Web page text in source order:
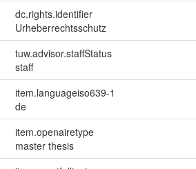
dc.rights.identifier
Urheberrechtsschutz
tuw.advisor.staffStatus
staff
item.languageiso639-1
de
item.openairetype
master thesis